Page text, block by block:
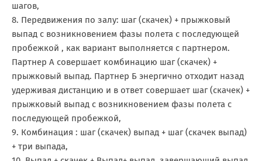
шагов,
8. Передвижения по залу: шаг (скачек) + прыжковый
выпад с возникновением фазы полета с последующей
пробежкой , как вариант выполняется с партнером.
Партнер А совершает комбинацию шаг (скачек) +
прыжковый выпад. Партнер Б энергично отходит назад
удерживая дистанцию и в ответ совершает шаг (скачек) +
прыжковый выпад с возникновением фазы полета с
последующей пробежкой,
9. Комбинация : шаг (скачек) выпад + шаг (скачек выпад)
+ три выпада,